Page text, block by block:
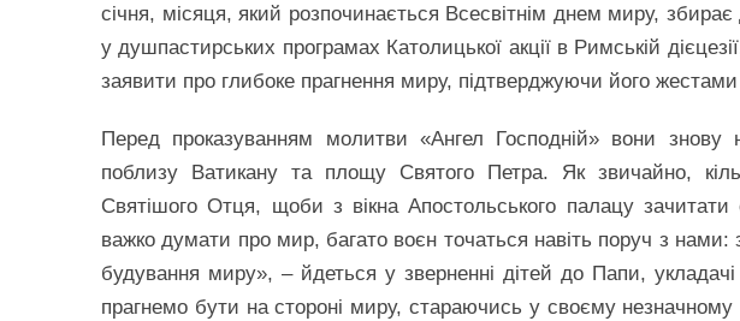
січня, місяця, який розпочинається Всесвітнім днем миру, збирає
у душпастирських програмах Католицької акції в Римській
заявити про глибоке прагнення миру, підтверджуючи його жестами
Перед проказуванням молитви «Ангел Господній» вони знову
поблизу Ватикану та площу Святого Петра. Як звичайно,
Святішого Отця, щоби з вікна Апостольського палацу
важко думати про мир, багато воєн точаться навіть поруч з
будування миру», – йдеться у зверненні дітей до Папи,
прагнемо бути на стороні миру, стараючись у своєму незначному